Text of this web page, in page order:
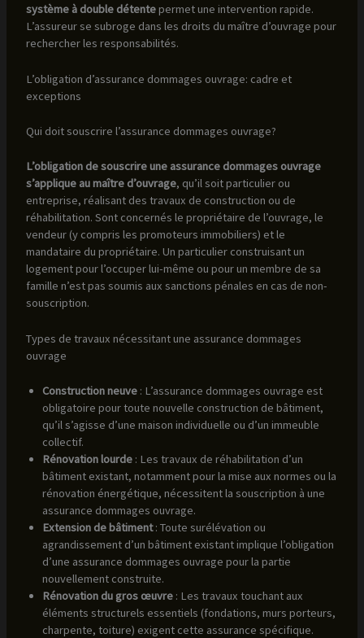
système à double détentepermet une intervention rapide.
L’assureur se subroge dans les droits du maître d’ouvrage pour
rechercher les responsabilités.
L’obligation d’assurance dommages ouvrage: cadre et
exceptions
Qui doit souscrire l’assurance dommages ouvrage?
L’obligation de souscrire une assurance dommages ouvrage
s’applique au maître d’ouvrage, qu’il soit particulier ou
entreprise, réalisant des travaux de construction ou de
réhabilitation. Sont concernés le propriétaire de l’ouvrage, le
vendeur (y compris les promoteurs immobiliers) et le
mandataire du propriétaire. Un particulier construisant un
logement pour l’occuper lui-même ou pour un membre de sa
famille n’est pas soumis aux sanctions pénales en cas de non-
souscription.
Types de travaux nécessitant une assurance dommages
ouvrage
Construction neuve: L’assurance dommages ouvrage est
obligatoire pour toute nouvelle construction de bâtiment,
qu’il s’agisse d’une maison individuelle ou d’un immeuble
collectif.
Rénovation lourde: Les travaux de réhabilitation d’un
bâtiment existant, notamment pour la mise aux normes ou la
rénovation énergétique, nécessitent la souscription à une
assurance dommages ouvrage.
Extension de bâtiment: Toute surélévation ou
agrandissement d’un bâtiment existant implique l’obligation
d’une assurance dommages ouvrage pour la partie
nouvellement construite.
Rénovation du gros œuvre: Les travaux touchant aux
éléments structurels essentiels (fondations, murs porteurs,
charpente, toiture) exigent cette assurance spécifique.